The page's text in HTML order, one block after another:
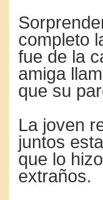
completo
fue de la
amiga
que su
La joven
juntos
que lo
extraños.